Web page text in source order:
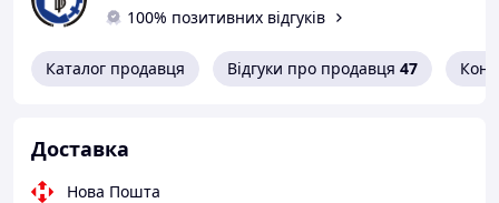
100% позитивних відгуків
Каталог продавця Відгуки про продавця 47
Доставка
Нова Пошта